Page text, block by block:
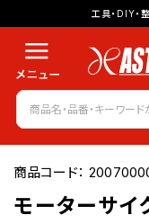
工具・DIY・
商品コード：
モーターサイ